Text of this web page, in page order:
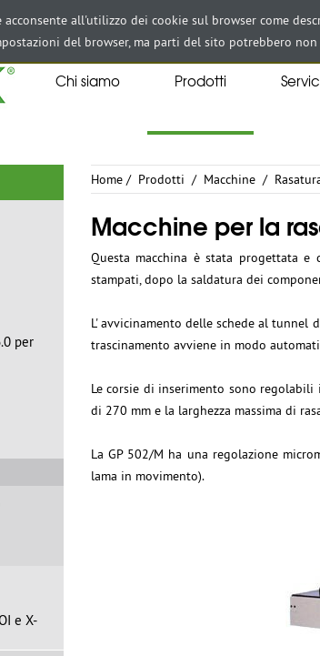
Chi siamo Prodotti
per
e X-
Home/ Prodotti / Macchine/
Macchine per la
Questa macchina è stata progettata
stampati, dopo la saldatura dei
L' avvicinamento delle schede al tunnel
trascinamento avviene in modo
Le corsie di inserimento sono
di 270 mm e la larghezza massima di
La GP 502/M ha una regolazione
lama in movimento).
all'utilizzo dei cookie sul browser come
del browser, ma parti del sito potrebbero